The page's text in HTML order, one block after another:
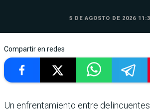
5 DE AGOSTO DE 2026
Compartir en redes
Un enfrentamiento entre